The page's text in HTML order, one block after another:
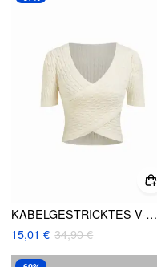
KABELGESTRICKTES V-AUSSCHNITT KURZARM KREUZVERSCHLUSS OBERTEIL
15,01 € 34,90 €